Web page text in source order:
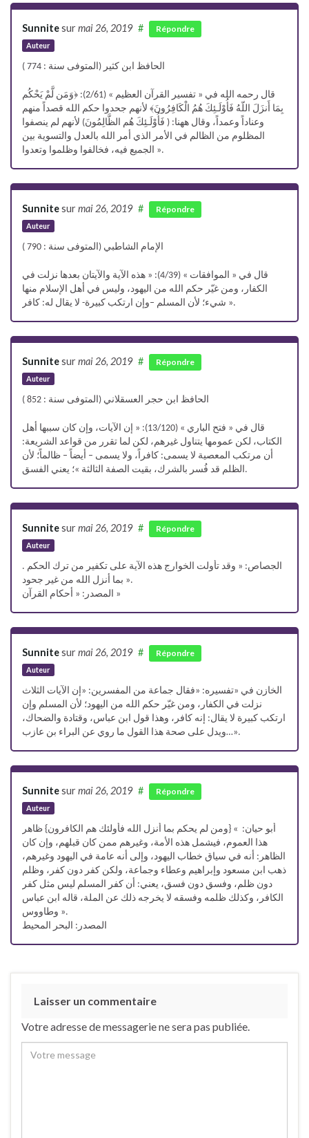
Sunnitesur mai 26, 2019
Auteur
# Répondre
الحافظ ابن كثير (المتوفى سنة : 774 )
قال رحمه الله في « تفسير القرآن العظيم » (2/61): ﴿وَمَن لَّمْ يَحْكُم
بِمَا أَنزَلَ اللّهُ فَأُوْلَـئِكَ هُمُ الْكَافِرُونَ﴾ لأنهم جحدوا حكم الله قصداً منهم
وعناداً وعمداً، وقال ههنا: ( فَأُوْلَـئِكَ هُم الظَّالِمُونَ) لأنهم لم ينصفوا
المظلوم من الظالم في الأمر الذي أمر الله بالعدل والتسوية بين
الجميع فيه، فخالفوا وظلموا وتعدوا ».
Sunnitesur mai 26, 2019
Auteur
# Répondre
الإمام الشاطبي (المتوفى سنة : 790 )
قال في « الموافقات » (4/39): « هذه الآية والآيتان بعدها نزلت في
الكفار، ومن غيّر حكم الله من اليهود، وليس في أهل الإسلام منها
شيء؛ لأن المسلم –وإن ارتكب كبيرة- لا يقال له: كافر ».
Sunnitesur mai 26, 2019
Auteur
# Répondre
الحافظ ابن حجر العسقلاني (المتوفى سنة : 852 )
قال في « فتح الباري » (13/120): « إن الآيات، وإن كان سببها أهل
الكتاب، لكن عمومها يتناول غيرهم، لكن لما تقرر من قواعد الشريعة:
أن مرتكب المعصية لا يسمى: كافراً، ولا يسمى – أيضاً – ظالماً؛ لأن
الظلم قد فُسر بالشرك، بقيت الصفة الثالثة »؛ يعني الفسق.
Sunnitesur mai 26, 2019
Auteur
# Répondre
. الجصاص: « وقد تأولت الخوارج هذه الآية على تكفير من ترك الحكم
بما أنزل الله من غير جحود ».
المصدر: « أحكام القرآن »
Sunnitesur mai 26, 2019
Auteur
# Répondre
الخازن في «تفسيره: «فقال جماعة من المفسرين: «إن الآيات الثلاث
نزلت في الكفار، ومن غيّر حكم الله من اليهود؛ لأن المسلم وإن
ارتكب كبيرة لا يقال: إنه كافر، وهذا قول ابن عباس، وقتادة والضحاك،
ويدل على صحة هذا القول ما روي عن البراء بن عازب…».
Sunnitesur mai 26, 2019
Auteur
# Répondre
أبو حيان: » {ومن لم يحكم بما أنزل الله فأولئك هم الكافرون} ظاهر
هذا العموم، فيشمل هذه الأمة، وغيرهم ممن كان قبلهم، وإن كان
الظاهر: أنه في سياق خطاب اليهود، وإلى أنه عامة في اليهود وغيرهم،
ذهب ابن مسعود وإبراهيم وعطاء وجماعة، ولكن كفر دون كفر، وظلم
دون ظلم، وفسق دون فسق، يعني: أن كفر المسلم ليس مثل كفر
الكافر، وكذلك ظلمه وفسقه لا يخرجه ذلك عن الملة، قاله ابن عباس
وطاووس ».
المصدر: البحر المحيط
Laisser un commentaire
Votre adresse de messagerie ne sera pas publiée.